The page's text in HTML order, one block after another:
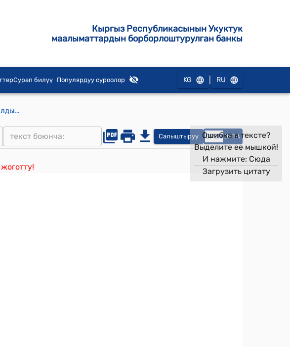
Кыргыз Республикасынын Укуктук
маалыматтардын борборлоштурулган банкы
Сурап билүү Популярдуу суроолор KG RU
Кыргыз Республикасынын Президентинин милдетин аткаруучунун 2005-жылдын 12-июлундагы № 273 "Кыргыз Республикасынын Президентинин кээ бир мыйзам актыларына өзгөртүүлөрдү жана толуктоолорду киргизүү жөнүндө" жарлыгы
Салыштыруу OPEN DATA
Ошибка в тексте?
Выделите ее мышкой!
И нажмите: Сюда
Загрузить цитату